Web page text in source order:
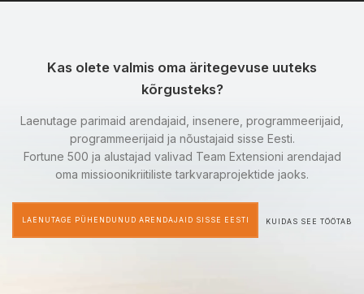
Kas olete valmis oma äritegevuse uuteks
kõrgusteks?
Laenutage parimaid arendajaid, insenere, programmeerijaid,
programmeerijaid ja nõustajaid sisse Eesti.
Fortune 500 ja alustajad valivad Team Extensioni arendajad
oma missioonikriitiliste tarkvaraprojektide jaoks.
LAENUTAGE PÜHENDUNUD ARENDAJAID SISSE EESTI KUIDAS SEE TÖÖTAB